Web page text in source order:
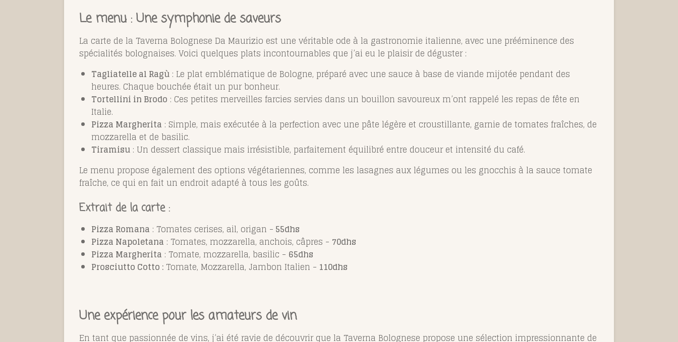
Le menu : Une symphonie de saveurs
La carte de la Taverna Bolognese Da Maurizio est une véritable ode à la gastronomie italienne, avec une prééminence des
spécialités bolognaises. Voici quelques plats incontournables que j’ai eu le plaisir de déguster :
Tagliatelle al Ragù : Le plat emblématique de Bologne, préparé avec une sauce à base de viande mijotée pendant des
heures. Chaque bouchée était un pur bonheur.
Tortellini in Brodo : Ces petites merveilles farcies servies dans un bouillon savoureux m’ont rappelé les repas de fête en
Italie.
Pizza Margherita : Simple, mais exécutée à la perfection avec une pâte légère et croustillante, garnie de tomates fraîches, de
mozzarella et de basilic.
Tiramisu : Un dessert classique mais irrésistible, parfaitement équilibré entre douceur et intensité du café.
Le menu propose également des options végétariennes, comme les lasagnes aux légumes ou les gnocchis à la sauce tomate
fraîche, ce qui en fait un endroit adapté à tous les goûts.
Extrait de la carte :
Pizza Romana : Tomates cerises, ail, origan - 55dhs
Pizza Napoletana : Tomates, mozzarella, anchois, câpres - 70dhs
Pizza Margherita : Tomate, mozzarella, basilic - 65dhs
Prosciutto Cotto : Tomate, Mozzarella, Jambon Italien - 110dhs
Une expérience pour les amateurs de vin
En tant que passionnée de vins, j’ai été ravie de découvrir que la Taverna Bolognese propose une sélection impressionnante de